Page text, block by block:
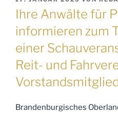
AM
Ihre Anwälte für
informieren zum
einer
Reit- und
Brandenburgisches